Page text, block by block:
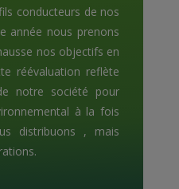
conducteurs de nos
année nous prenons
nos objectifs en
réévaluation reflète
notre société pour
à la fois
distribuons , mais